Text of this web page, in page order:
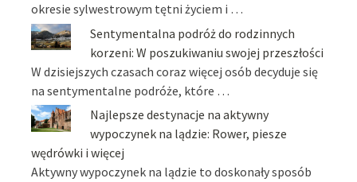
okresie sylwestrowym tętni życiem i …
Sentymentalna podróż do rodzinnych
korzeni: W poszukiwaniu swojej przeszłości
W dzisiejszych czasach coraz więcej osób decyduje się
na sentymentalne podróże, które …
Najlepsze destynacje na aktywny
wypoczynek na lądzie: Rower, piesze
wędrówki i więcej
Aktywny wypoczynek na lądzie to doskonały sposób